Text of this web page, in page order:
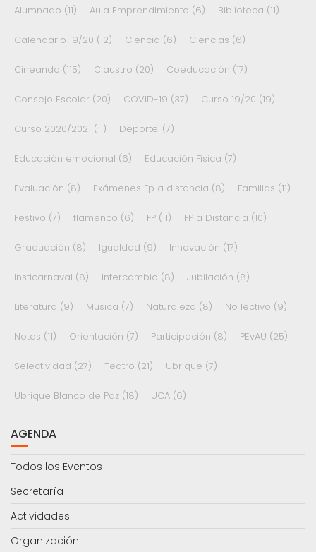
Alumnado (11) Aula Emprendimiento (6) Biblioteca (11)
Calendario 19/20 (12) Ciencia (6) Ciencias (6)
Cineando (115) Claustro (20) Coeducación (17)
Consejo Escolar (20) COVID-19 (37) Curso 19/20 (19)
Curso 2020/2021 (11) Deporte. (7)
Educación emocional (6) Educación Física (7)
Evaluación (8) Exámenes Fp a distancia (8) Familias (11)
Festivo (7) flamenco (6) FP (11) FP a Distancia (10)
Graduación (8) Igualdad (9) Innovación (17)
Insticarnaval (8) Intercambio (8) Jubilación (8)
Literatura (9) Música (7) Naturaleza (8) No lectivo (9)
Notas (11) Orientación (7) Participación (8) PEvAU (25)
Selectividad (27) Teatro (21) Ubrique (7)
Ubrique Blanco de Paz (18) UCA (6)
AGENDA
Todos los Eventos
Secretaría
Actividades
Organización